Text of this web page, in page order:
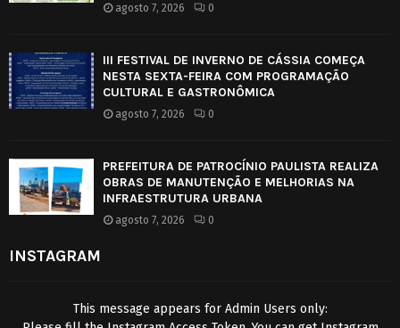
agosto 7, 2026 0
III FESTIVAL DE INVERNO DE CÁSSIA COMEÇA
NESTA SEXTA-FEIRA COM PROGRAMAÇÃO
CULTURAL E GASTRONÔMICA
agosto 7, 2026 0
PREFEITURA DE PATROCÍNIO PAULISTA REALIZA
OBRAS DE MANUTENÇÃO E MELHORIAS NA
INFRAESTRUTURA URBANA
agosto 7, 2026 0
INSTAGRAM
This message appears for Admin Users only: